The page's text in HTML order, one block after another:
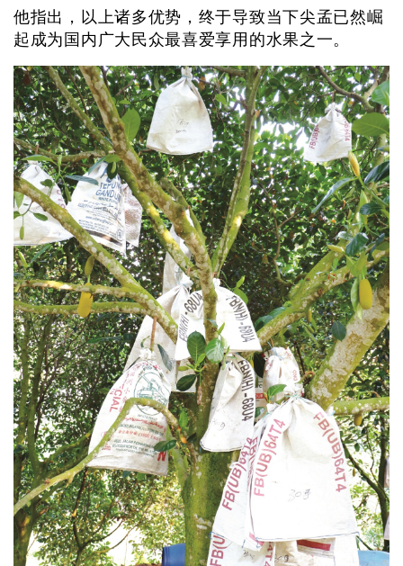
他指出，以上诸多优势，终于导致当下尖孟已然崛
起成为国内广大民众最喜爱享用的水果之一。